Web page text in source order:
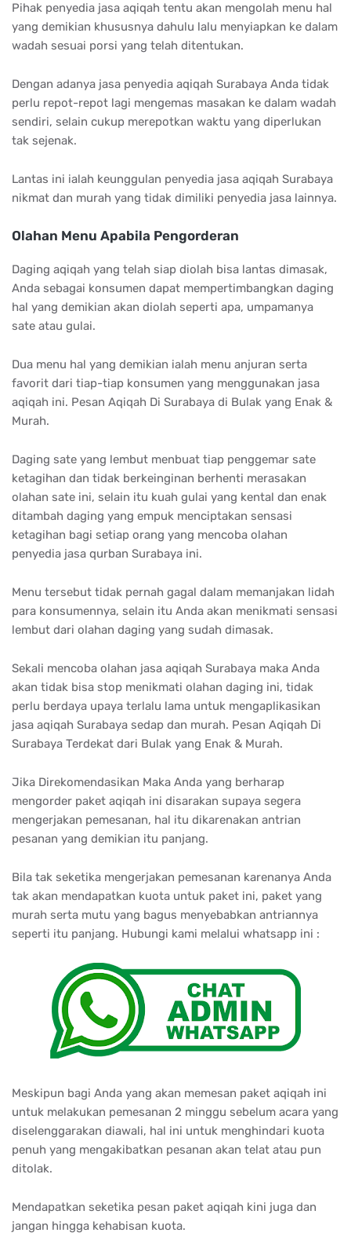
Pihak penyedia jasa aqiqah tentu akan mengolah menu hal
yang demikian khususnya dahulu lalu menyiapkan ke dalam
wadah sesuai porsi yang telah ditentukan.
Dengan adanya jasa penyedia aqiqah Surabaya Anda tidak
perlu repot-repot lagi mengemas masakan ke dalam wadah
sendiri, selain cukup merepotkan waktu yang diperlukan
tak sejenak.
Lantas ini ialah keunggulan penyedia jasa aqiqah Surabaya
nikmat dan murah yang tidak dimiliki penyedia jasa lainnya.
Olahan Menu Apabila Pengorderan
Daging aqiqah yang telah siap diolah bisa lantas dimasak,
Anda sebagai konsumen dapat mempertimbangkan daging
hal yang demikian akan diolah seperti apa, umpamanya
sate atau gulai.
Dua menu hal yang demikian ialah menu anjuran serta
favorit dari tiap-tiap konsumen yang menggunakan jasa
aqiqah ini. Pesan Aqiqah Di Surabaya di Bulak yang Enak &
Murah.
Daging sate yang lembut menbuat tiap penggemar sate
ketagihan dan tidak berkeinginan berhenti merasakan
olahan sate ini, selain itu kuah gulai yang kental dan enak
ditambah daging yang empuk menciptakan sensasi
ketagihan bagi setiap orang yang mencoba olahan
penyedia jasa qurban Surabaya ini.
Menu tersebut tidak pernah gagal dalam memanjakan lidah
para konsumennya, selain itu Anda akan menikmati sensasi
lembut dari olahan daging yang sudah dimasak.
Sekali mencoba olahan jasa aqiqah Surabaya maka Anda
akan tidak bisa stop menikmati olahan daging ini, tidak
perlu berdaya upaya terlalu lama untuk mengaplikasikan
jasa aqiqah Surabaya sedap dan murah. Pesan Aqiqah Di
Surabaya Terdekat dari Bulak yang Enak & Murah.
Jika Direkomendasikan Maka Anda yang berharap
mengorder paket aqiqah ini disarakan supaya segera
mengerjakan pemesanan, hal itu dikarenakan antrian
pesanan yang demikian itu panjang.
Bila tak seketika mengerjakan pemesanan karenanya Anda
tak akan mendapatkan kuota untuk paket ini, paket yang
murah serta mutu yang bagus menyebabkan antriannya
seperti itu panjang. Hubungi kami melalui whatsapp ini :
Meskipun bagi Anda yang akan memesan paket aqiqah ini
untuk melakukan pemesanan 2 minggu sebelum acara yang
diselenggarakan diawali, hal ini untuk menghindari kuota
penuh yang mengakibatkan pesanan akan telat atau pun
ditolak.
Mendapatkan seketika pesan paket aqiqah kini juga dan
jangan hingga kehabisan kuota.